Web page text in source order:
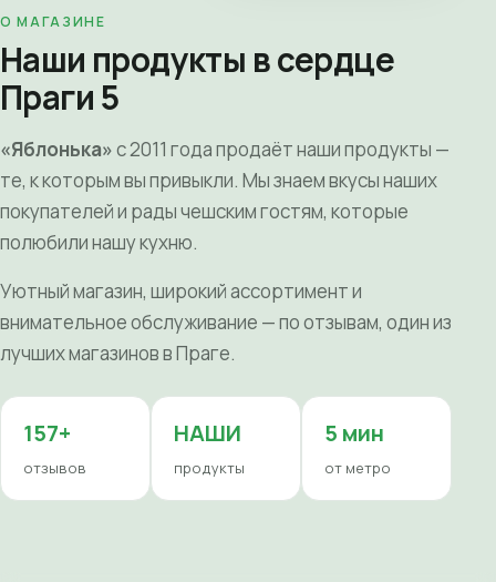
О МАГАЗИНЕ
Наши продукты в сердце
Праги 5
«Яблонька»с 2011 года продаёт наши продукты —
те, к которым вы привыкли. Мы знаем вкусы наших
покупателей и рады чешским гостям, которые
полюбили нашу кухню.
Уютный магазин, широкий ассортимент и
внимательное обслуживание — по отзывам, один из
лучших магазинов в Праге.
157+
отзывов
НАШИ
продукты
5 мин
от метро